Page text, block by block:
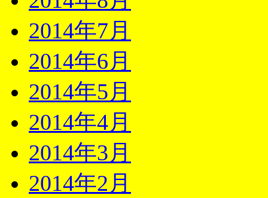
2014年7月
2014年6月
2014年5月
2014年4月
2014年3月
2014年2月